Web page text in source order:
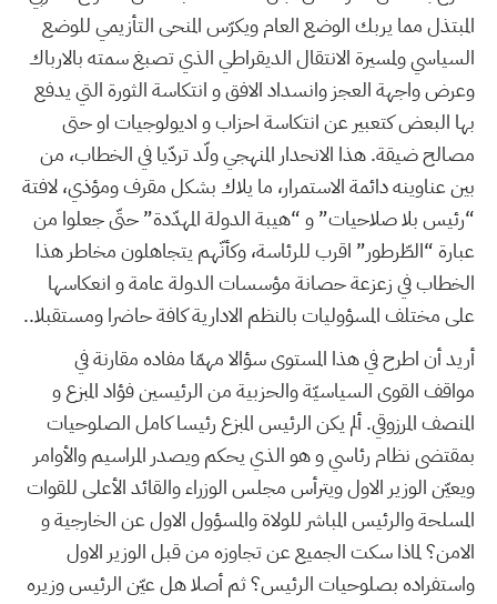
المبتذل مما يربك الوضع العام ويكرّس المنحى التأزيمي للوضع
السياسي ولمسيرة الانتقال الديقراطي الذي تصبغ سمته بالارباك
وعرض واجهة العجز وانسداد الافق و انتكاسة الثورة التي يدفع
بها البعض كتعبير عن انتكاسة احزاب و اديولوجيات او حتى
مصالح ضيقة. هذا الانحدار المنهجي ولّد تردّيا في الخطاب، من
بين عناوينه دائمة الاستمرار، ما يلاك بشكل مقرف ومؤذي، لافتة
“رئيس بلا صلاحيات” و “هيبة الدولة المهدّدة” حتّى جعلوا من
عبارة “الطّرطور” اقرب للرئاسة، وكأنّهم يتجاهلون مخاطر هذا
الخطاب في زعزعة حصانة مؤسسات الدولة عامة و انعكاسها
على مختلف المسؤوليات بالنظم الادارية كافة حاضرا ومستقبلا..
أريد أن اطرح في هذا المستوى سؤالا مهمّا مفاده مقارنة في
مواقف القوى السياسيّة والحزبية من الرئيسين فؤاد المبزع و
المنصف المرزوقي. ألم يكن الرئيس المبزع رئيسا كامل الصلوحيات
بمقتضى نظام رئاسي و هو الذي يحكم ويصدر المراسيم والأوامر
ويعيّن الوزير الاول ويترأس مجلس الوزراء والقائد الأعلى للقوات
المسلحة والرئيس المباشر للولاة والمسؤول الاول عن الخارجية و
الامن؟ لماذا سكت الجميع عن تجاوزه من قبل الوزير الاول
واستفراده بصلوحيات الرئيس؟ ثم أصلا هل عيّن الرئيس وزيره